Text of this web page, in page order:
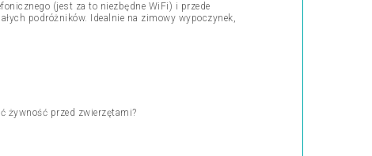
(jest za to niezbędne WiFi) i przede
podróżników. Idealnie na zimowy wypoczynek,
żywność przed zwierzętami?